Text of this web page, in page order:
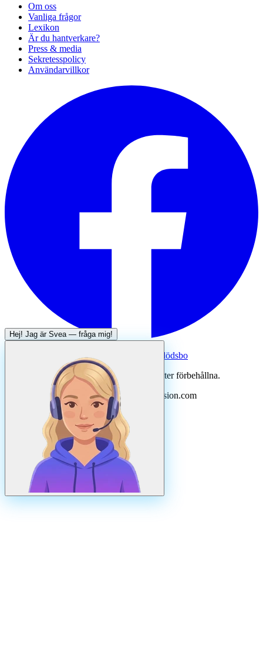
Om oss
Vanliga frågor
Lexikon
Är du hantverkare?
Press & media
Sekretesspolicy
Användarvillkor
Dödsboofferter — hjälp med dödsbo
Svenska Hantverkare. Alla rättigheter förbehållna.
Uppdateradaugusti 2026· Drivs av N3ovision.com
Hej! Jag är Svea — fråga mig!